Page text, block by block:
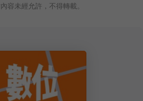
容未經允許，不得轉載。